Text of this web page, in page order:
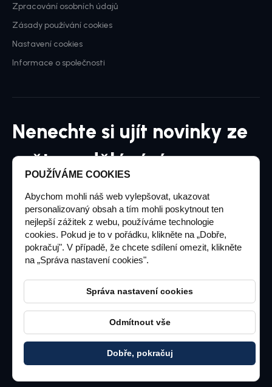
Zpracování osobních údajů
Zásady používání cookies
Nastavení cookies
Informace o společnosti
Nenechte si ujít novinky ze
světa vzdělávání
Přihlaste se k odběru našeho měsíčníku
Chci dostávat informace o novinkách a akčních
nabídkách a souhlasím se zpracováním osobních
údajů pro tyto účely
POUŽÍVÁME COOKIES
Abychom mohli náš web vylepšovat, ukazovat
personalizovaný obsah a tím mohli poskytnout ten
nejlepší zážitek z webu, používáme technologie
cookies. Pokud je to v pořádku, klikněte na „Dobře,
pokračuj". V případě, že chcete sdílení omezit, klikněte
na „Správa nastavení cookies".
Správa nastavení cookies
Odmítnout vše
Dobře, pokračuj